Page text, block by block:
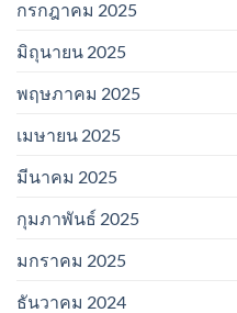
กรกฎาคม 2025
มิถุนายน 2025
พฤษภาคม 2025
เมษายน 2025
มีนาคม 2025
กุมภาพันธ์ 2025
มกราคม 2025
ธันวาคม 2024